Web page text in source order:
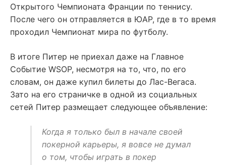
Открытого Чемпионата Франции по теннису.
После чего он отправляется в ЮАР, где в то время
проходил Чемпионат мира по футболу.
В итоге Питер не приехал даже на Главное
Событие WSOP, несмотря на то, что, по его
словам, он даже купил билеты до Лас-Вегаса.
Зато на его страничке в одной из социальных
сетей Питер размещает следующее объявление:
Когда я только был в начале своей
покерной карьеры, я вовсе не думал
о том, чтобы играть в покер